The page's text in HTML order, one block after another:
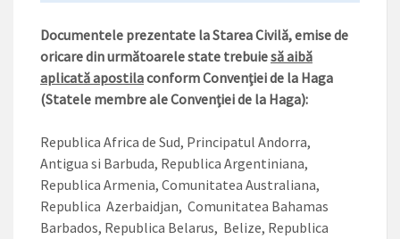
Documentele prezentate la Starea Civilă, emise de
oricare din următoarele state trebuiesă aibă
aplicată apostilaconform Convenţiei de la Haga
(Statele membre ale Convenţiei de la Haga):
Republica Africa de Sud, Principatul Andorra,
Antigua si Barbuda, Republica Argentiniana,
Republica Armenia, Comunitatea Australiana,
Republica Azerbaidjan, Comunitatea Bahamas
Barbados, Republica Belarus, Belize, Republica